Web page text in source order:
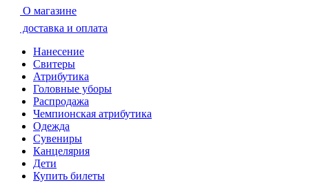
О магазине
доставка и оплата
Нанесение
Свитеры
Атрибутика
Головные уборы
Распродажа
Чемпионская атрибутика
Одежда
Сувениры
Канцелярия
Дети
Купить билеты